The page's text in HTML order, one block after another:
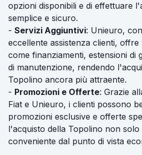
opzioni disponibili e di effettuare
semplice e sicuro.
- Servizi Aggiuntivi: Unieuro,
eccellente assistenza clienti,
come finanziamenti, estensioni di
di manutenzione, rendendo
Topolino ancora più attraente.
- Promozioni e Offerte: Grazie
Fiat e Unieuro, i clienti possono
promozioni esclusive e offerte
l'acquisto della Topolino non
conveniente dal punto di vista